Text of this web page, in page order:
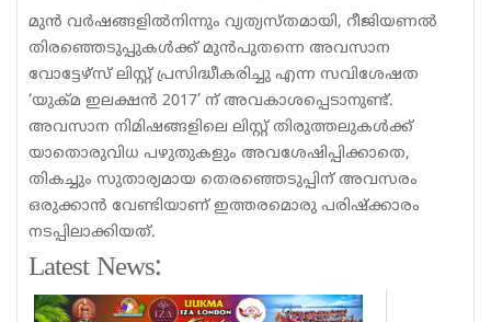
മുന്‍ വര്‍ഷങ്ങളില്‍നിന്നും വ്യത്യസ്തമായി, റീജിയണല്‍
തിരഞ്ഞെടുപ്പുകള്‍ക്ക് മുന്‍പുതന്നെ അവസാന
വോട്ടേഴ്‌സ് ലിസ്റ്റ് പ്രസിദ്ധീകരിച്ചു എന്ന സവിശേഷത
‘യുക്മ ഇലക്ഷന്‍ 2017’ ന് അവകാശപ്പെടാനുണ്ട്.
അവസാന നിമിഷങ്ങളിലെ ലിസ്റ്റ് തിരുത്തലുകള്‍ക്ക്
യാതൊരുവിധ പഴുതുകളും അവശേഷിപ്പിക്കാതെ,
തികച്ചും സുതാര്യമായ തെരഞ്ഞെടുപ്പിന് അവസരം
ഒരുക്കാന്‍ വേണ്ടിയാണ് ഇത്തരമൊരു പരിഷ്‌ക്കാരം
നടപ്പിലാക്കിയത്.
Latest News: